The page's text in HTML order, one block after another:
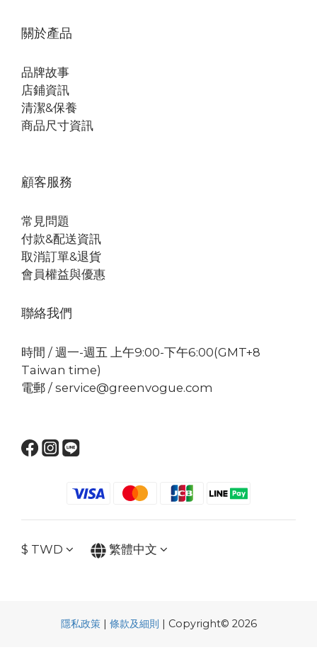
關於產品
品牌故事
店鋪資訊
清潔&保養
商品尺寸資訊
顧客服務
常見問題
付款&配送資訊
取消訂單&退貨
會員權益與優惠
聯絡我們
時間 / 週一-週五 上午9:00-下午6:00(GMT+8
Taiwan time)
電郵 / service@greenvogue.com
$ TWD 繁體中文
隱私政策| 條款及細則 | Copyright© 2026